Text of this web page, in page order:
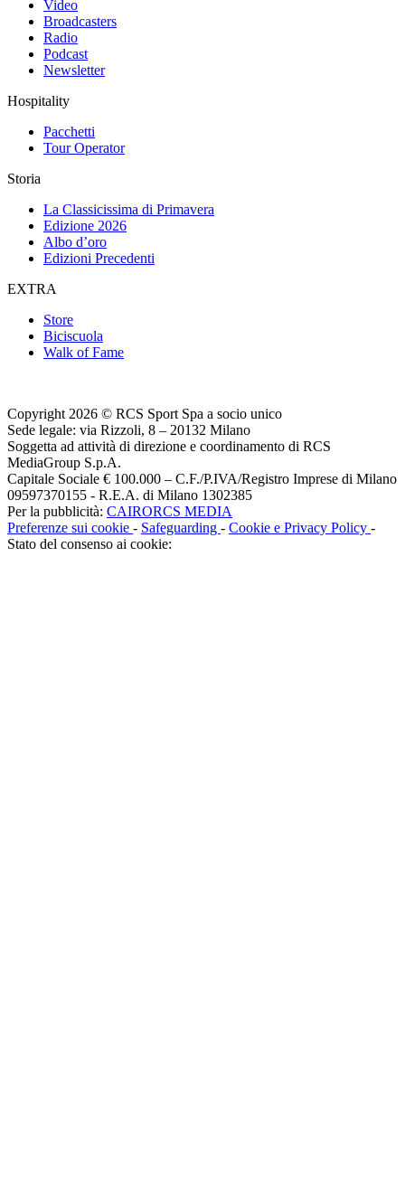
Video
Broadcasters
Radio
Podcast
Newsletter
Hospitality
Pacchetti
Tour Operator
Storia
La Classicissima di Primavera
Edizione 2026
Albo d’oro
Edizioni Precedenti
EXTRA
Store
Biciscuola
Walk of Fame
Copyright 2026 © RCS Sport Spa a socio unico
Sede legale: via Rizzoli, 8 – 20132 Milano
Soggetta ad attività di direzione e coordinamento di RCS
MediaGroup S.p.A.
Capitale Sociale € 100.000 – C.F./P.IVA/Registro Imprese di Milano
09597370155 - R.E.A. di Milano 1302385
Per la pubblicità: CAIRORCS MEDIA
Preferenze sui cookie - Safeguarding - Cookie e Privacy Policy -
Stato del consenso ai cookie: